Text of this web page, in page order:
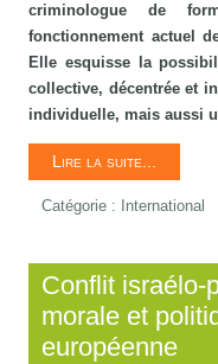
criminologue de
fonctionnement actuel
Elle esquisse la
collective, décentrée et
individuelle, mais aussi
Lire la suite...
Catégorie : International
Conflit israélo-
morale et
européenne